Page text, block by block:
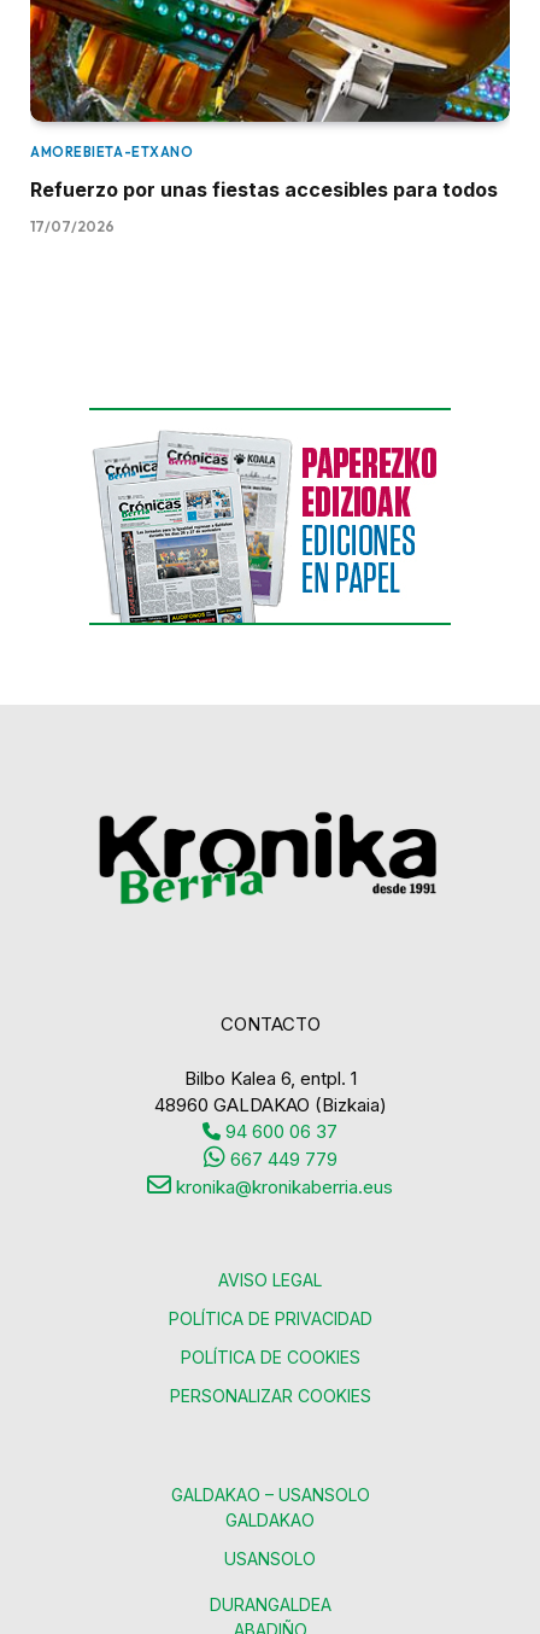
AMOREBIETA-ETXANO
Refuerzo por unas fiestas accesibles para todos
17/07/2026
CONTACTO
Bilbo Kalea 6, entpl. 1
48960 GALDAKAO (Bizkaia)
94 600 06 37
667 449 779
kronika@kronikaberria.eus
AVISO LEGAL
POLÍTICA DE PRIVACIDAD
POLÍTICA DE COOKIES
PERSONALIZAR COOKIES
GALDAKAO – USANSOLO
GALDAKAO
USANSOLO
DURANGALDEA
ABADIÑO